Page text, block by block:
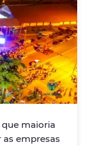
que maioria
empresas
que
manter
não